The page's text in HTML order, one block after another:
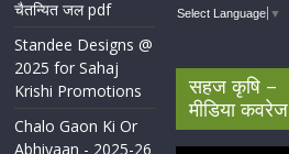
चैतन्यित जल pdf
Standee Designs @
2025 for Sahaj
Krishi Promotions
Chalo Gaon Ki Or
Abhiyaan - 2025-26
Select Language ▼
सहज कृषि –
मीडिया कवरेज